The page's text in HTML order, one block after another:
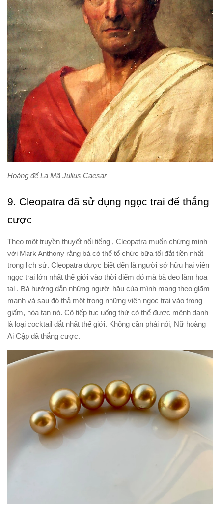
Hoàng đế La Mã Julius Caesar
9. Cleopatra đã sử dụng ngọc trai để thắng
cược
Theo một truyền thuyết nổi tiếng , Cleopatra muốn chứng minh
với Mark Anthony rằng bà có thể tổ chức bữa tối đắt tiền nhất
trong lịch sử. Cleopatra được biết đến là người sở hữu hai viên
ngọc trai lớn nhất thế giới vào thời điểm đó mà bà đeo làm hoa
tai . Bà hướng dẫn những người hầu của mình mang theo giấm
mạnh và sau đó thả một trong những viên ngọc trai vào trong
giấm, hòa tan nó. Cô tiếp tục uống thứ có thể được mệnh danh
là loại cocktail đắt nhất thế giới. Không cần phải nói, Nữ hoàng
Ai Cập đã thắng cược.